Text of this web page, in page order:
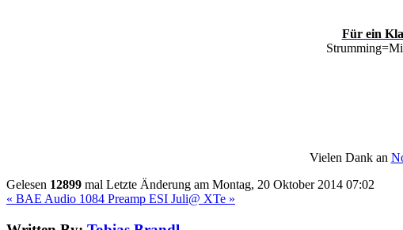
Für ein
Vielen Dank an
Gelesen 12899 mal Letzte Änderung am Montag, 20 Oktober 2014 07:02
« BAE Audio 1084 Preamp ESI Juli@ XTe »